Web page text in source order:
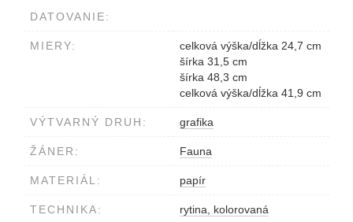
DATOVANIE:
MIERY:
celková výška/dĺžka 24,7 cm
šírka 31,5 cm
šírka 48,3 cm
celková výška/dĺžka 41,9 cm
VÝTVARNÝ DRUH: grafika
ŽÁNER: Fauna
MATERIÁL: papír
TECHNIKA: rytina, kolorovaná